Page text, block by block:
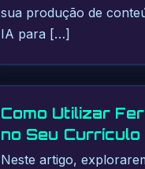
sua produção de
IA para […]
Como Utilizar
no Seu
Neste artigo,